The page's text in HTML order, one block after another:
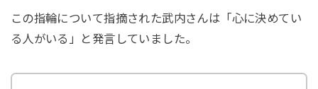
この指輪について指摘された武内さんは「心に決めてい
る人がいる」と発言していました。